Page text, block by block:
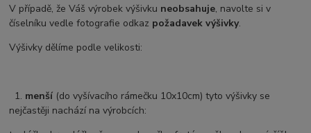
V případě, že Váš výrobek výšivku neobsahuje, navolte si v
číselníku vedle fotografie odkaz požadavek výšivky.
Výšivky dělíme podle velikosti:
1. menší (do vyšívacího rámečku 10x10cm) tyto výšivky se
nejčastěji nachází na výrobcích: